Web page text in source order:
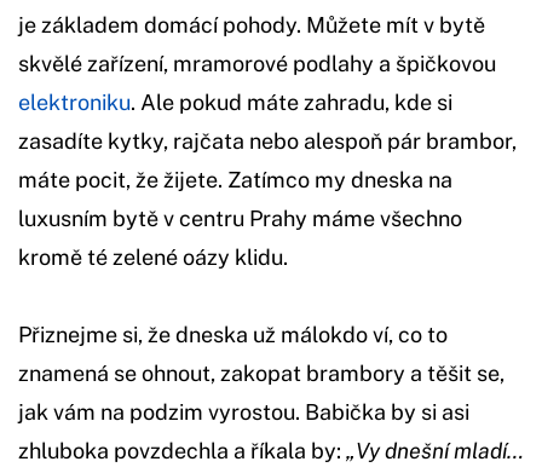
je základem domácí pohody. Můžete mít v bytě
skvělé zařízení, mramorové podlahy a špičkovou
elektroniku. Ale pokud máte zahradu, kde si
zasadíte kytky, rajčata nebo alespoň pár brambor,
máte pocit, že žijete. Zatímco my dneska na
luxusním bytě v centru Prahy máme všechno
kromě té zelené oázy klidu.
Přiznejme si, že dneska už málokdo ví, co to
znamená se ohnout, zakopat brambory a těšit se,
jak vám na podzim vyrostou. Babička by si asi
zhluboka povzdechla a říkala by: „Vy dnešní mladí…